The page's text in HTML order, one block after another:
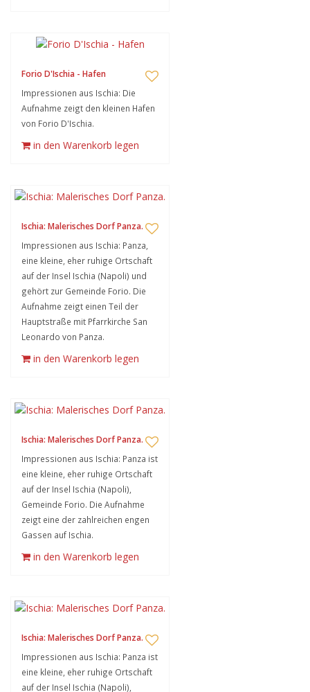
Forio D'Ischia - Hafen
Impressionen aus Ischia: Die
Aufnahme zeigt den kleinen Hafen
von Forio D'Ischia.
in den Warenkorb legen
Ischia: Malerisches Dorf Panza.
Impressionen aus Ischia: Panza,
eine kleine, eher ruhige Ortschaft
auf der Insel Ischia (Napoli) und
gehört zur Gemeinde Forio. Die
Aufnahme zeigt einen Teil der
Hauptstraße mit Pfarrkirche San
Leonardo von Panza.
in den Warenkorb legen
Ischia: Malerisches Dorf Panza.
Impressionen aus Ischia: Panza ist
eine kleine, eher ruhige Ortschaft
auf der Insel Ischia (Napoli),
Gemeinde Forio. Die Aufnahme
zeigt eine der zahlreichen engen
Gassen auf Ischia.
in den Warenkorb legen
Ischia: Malerisches Dorf Panza.
Impressionen aus Ischia: Panza ist
eine kleine, eher ruhige Ortschaft
auf der Insel Ischia (Napoli),